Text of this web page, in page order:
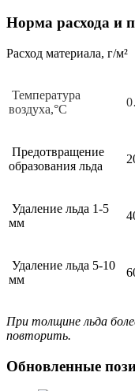
Норма расхода и
Расход материала, г/м²
Температура
воздуха,°С
Предотвращение
образования льда
Удаление льда 1-5
мм
Удаление льда 5-10
мм
При толщине льда
повторить.
Обновленные